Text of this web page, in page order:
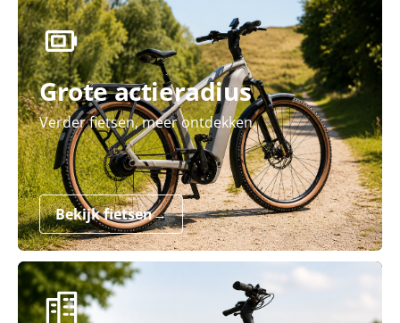
Grote actieradius
Verder fietsen, meer ontdekken.
Bekijk fietsen→